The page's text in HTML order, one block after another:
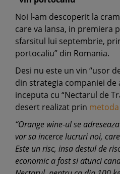
Noi l-am descoperit la
care va lansa, in premiera
sfarsitul lui septembrie,
portocaliu” din Romania.
Desi nu este un vin “usor
din strategia companiei de
inceputa cu “Nectarul de
desert realizat prin
“Orange wine-ul se
vor sa incerce lucruri noi,
Este un risc, insa destul de
economic a fost si atunci